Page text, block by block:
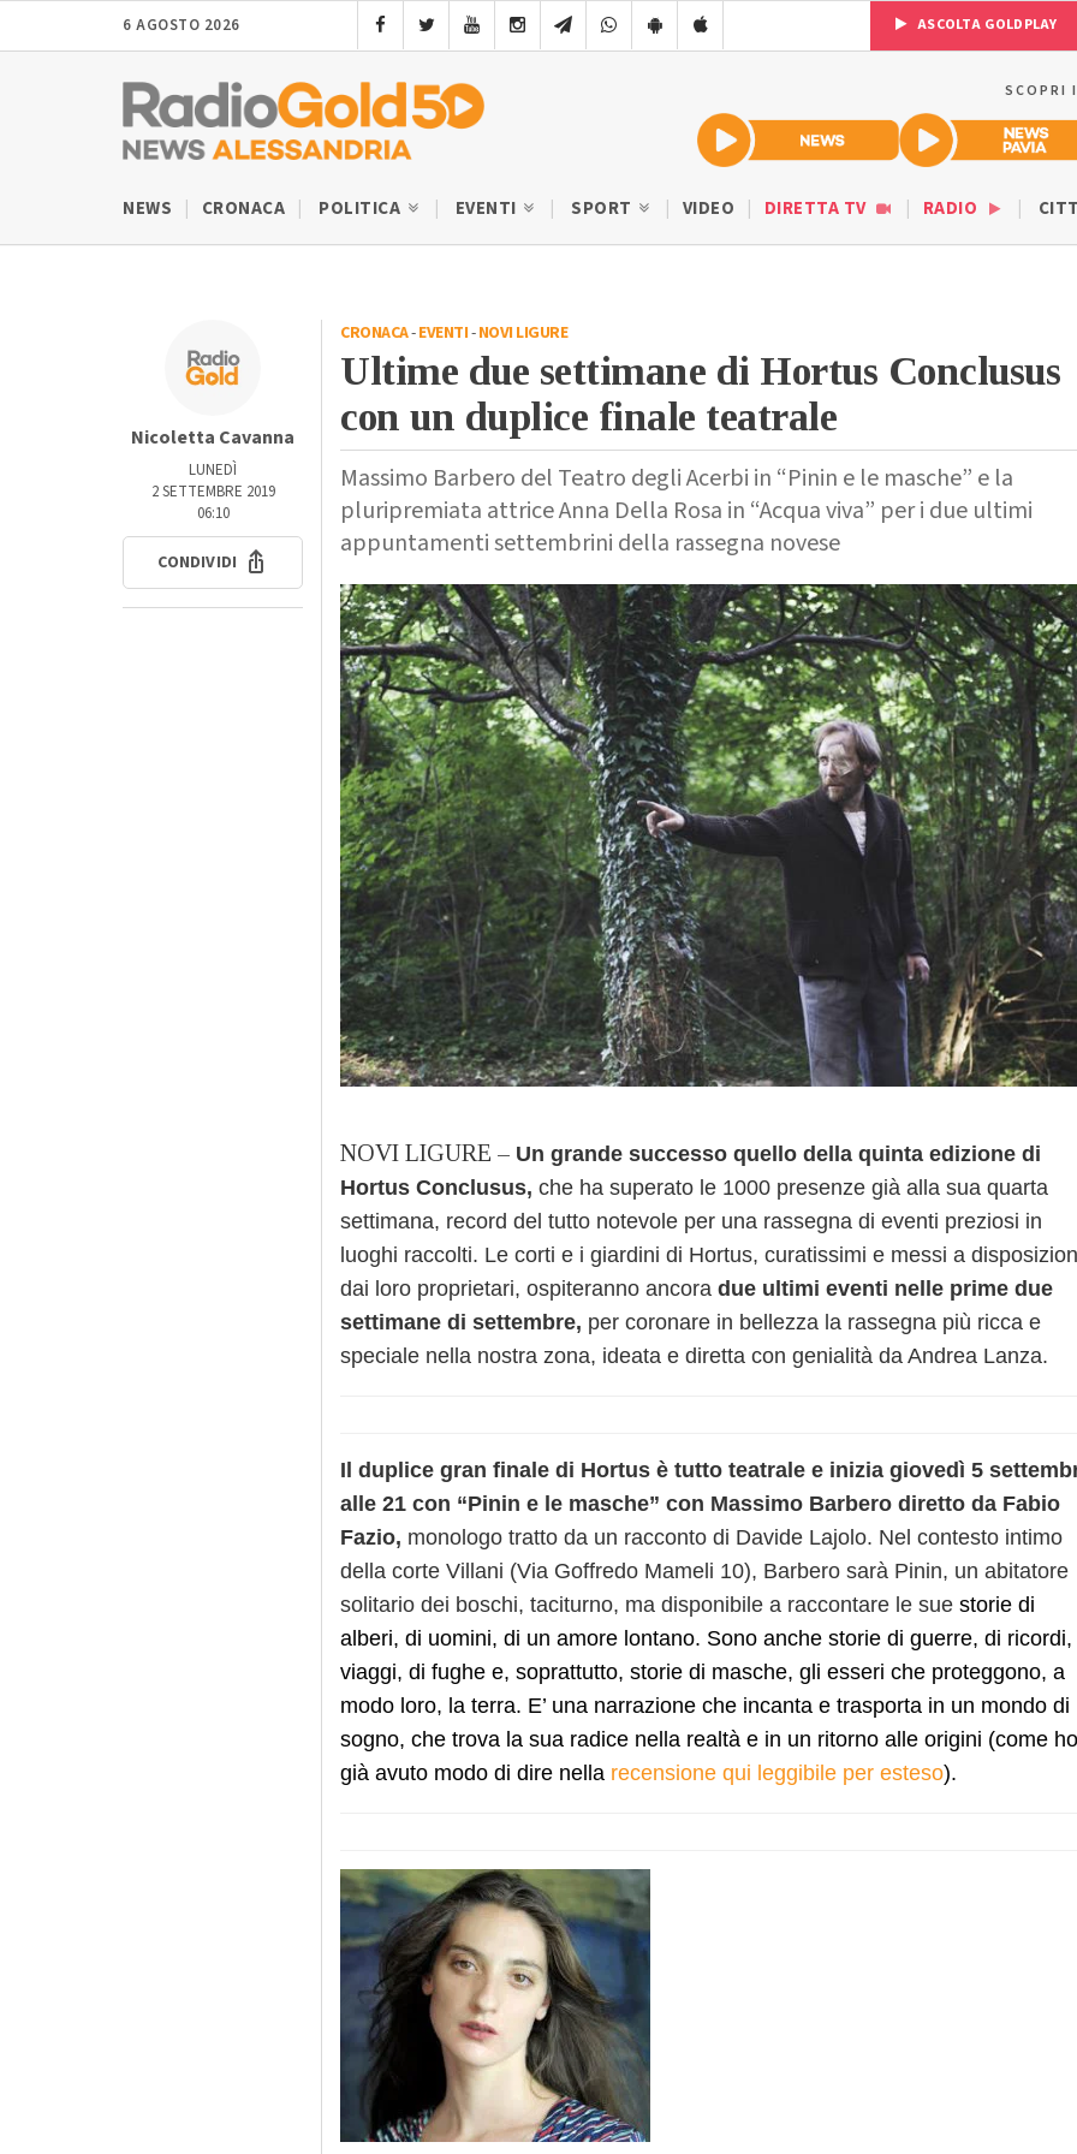
6 AGOSTO 2026 ASCOLTA GOLDPLAY
SCOPRI
NEWS CRONACA POLITICA EVENTI SPORT VIDEO DIRETTA TV RADIO
Nicoletta Cavanna
LUNEDÌ
2 SETTEMBRE 2019
06:10
CONDIVIDI
CRONACA-EVENTI-NOVI LIGURE
Ultime due settimane di Hortus Conclusus
con un duplice finale teatrale
Massimo Barbero del Teatro degli Acerbi in “Pinin e le masche” e la
pluripremiata attrice Anna Della Rosa in “Acqua viva” per i due ultimi
appuntamenti settembrini della rassegna novese
NOVI LIGURE – Un grande successo quello della quinta edizione di
Hortus Conclusus, che ha superato le 1000 presenze già alla sua quarta
settimana, record del tutto notevole per una rassegna di eventi preziosi in
luoghi raccolti. Le corti e i giardini di Hortus, curatissimi e messi a
dai loro proprietari, ospiteranno ancora due ultimi eventi nelle prime due
settimane di settembre, per coronare in bellezza la rassegna più ricca e
speciale nella nostra zona, ideata e diretta con genialità da Andrea Lanza.
Il duplice gran finale di Hortus è tutto teatrale e inizia giovedì 5
alle 21 con “Pinin e le masche” con Massimo Barbero diretto da Fabio
Fazio, monologo tratto da un racconto di Davide Lajolo. Nel contesto intimo
della corte Villani (Via Goffredo Mameli 10), Barbero sarà Pinin, un abitatore
solitario dei boschi, taciturno, ma disponibile a raccontare le sue storie di
alberi, di uomini, di un amore lontano. Sono anche storie di guerre, di ricordi,
viaggi, di fughe e, soprattutto, storie di masche, gli esseri che proteggono, a
modo loro, la terra. E’ una narrazione che incanta e trasporta in un mondo di
sogno, che trova la sua radice nella realtà e in un ritorno alle origini (come ho
già avuto modo di dire nella recensione qui leggibile per esteso).